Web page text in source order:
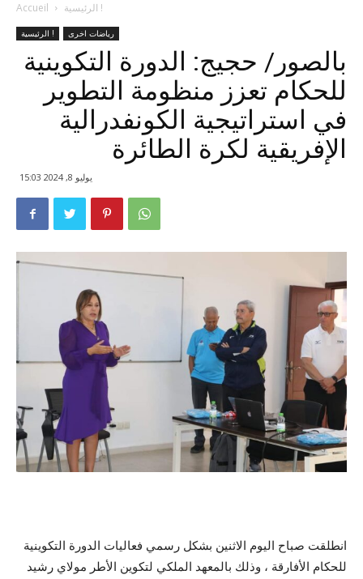
Accueil الرئيسية !
الرئيسية ! رياضات اخرى
بالصور/ حجيج: الدورة التكوينية
للحكام تعزز منظومة التطوير
في استراتيجية الكونفدرالية
الإفريقية لكرة الطائرة
يوليو 8, 2024 15:03
انطلقت صباح اليوم الاثنين بشكل رسمي فعاليات الدورة التكوينية
للحكام الأفارقة ، وذلك بالمعهد الملكي لتكوين الأطر مولاي رشيد